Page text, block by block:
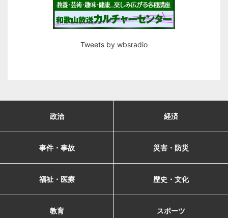
Tweets by wbsradio
政治 経済
事件・事故 災害・防災
福祉・医療 歴史・文化
教育 スポーツ